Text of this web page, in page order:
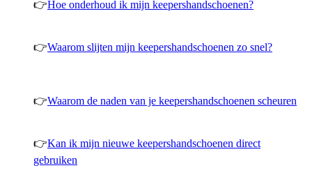
👉Hoe onderhoud ik mijn keepershandschoenen?
👉Waarom slijten mijn keepershandschoenen zo snel?
👉Waarom de naden van je keepershandschoenen scheuren
👉Kan ik mijn nieuwe keepershandschoenen direct
gebruiken